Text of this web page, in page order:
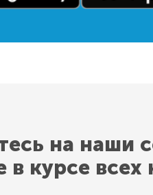
на наши
в курсе всех